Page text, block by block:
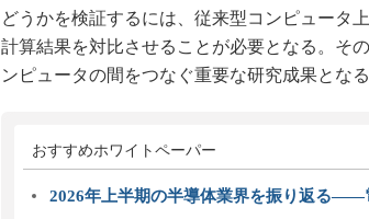
どうかを検証するには、従来型コンピュータ
計算結果を対比させることが必要となる。そ
ンピュータの間をつなぐ重要な研究成果とな
おすすめホワイトペーパー
2026年上半期の半導体業界を振り返る――